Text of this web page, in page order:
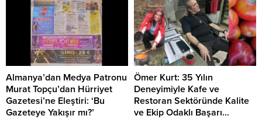
Almanya’dan Medya Patronu
Murat Topçu’dan Hürriyet
Gazetesi’ne Eleştiri: ‘Bu
Gazeteye Yakışır mı?’
Ömer Kurt: 35 Yılın
Deneyimiyle Kafe ve
Restoran Sektöründe Kalite
ve Ekip Odaklı Başarı…